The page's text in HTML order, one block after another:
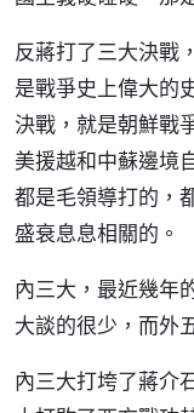
反蔣打了三大決戰
是戰爭史上偉大的
決戰，就是朝鮮戰
美援越和中蘇邊境
都是毛領導打的，
盛衰息息相關的。
內三大，最近幾年
大談的很少，而外
內三大打垮了蔣介